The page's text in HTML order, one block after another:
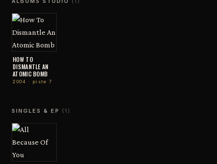
HOW TO
DISMANTLE AN
ATOMIC BOMB
2004 · piste 7
SINGLES & EP (1)